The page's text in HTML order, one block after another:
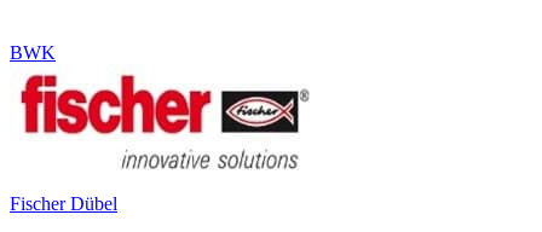
BWK
Fischer Dübel